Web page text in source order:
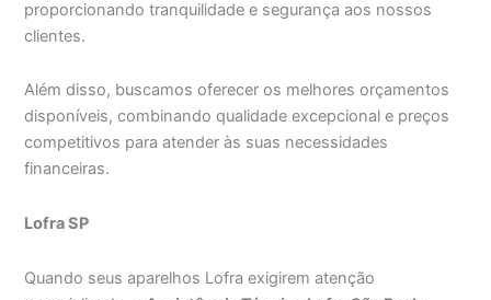
proporcionando tranquilidade e segurança aos nossos
clientes.
Além disso, buscamos oferecer os melhores orçamentos
disponíveis, combinando qualidade excepcional e preços
competitivos para atender às suas necessidades
financeiras.
Lofra SP
Quando seus aparelhos Lofra exigirem atenção